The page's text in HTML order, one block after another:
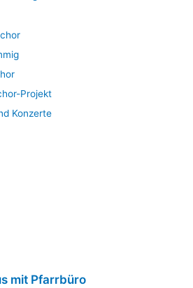
Projekt
Konzerte
mit Pfarrbüro